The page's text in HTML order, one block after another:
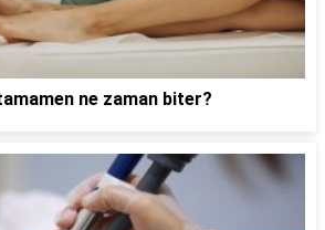
ne zaman biter?